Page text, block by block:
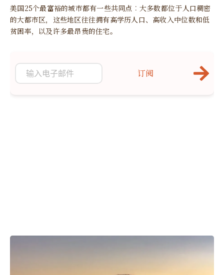
美国25个最富裕的城市都有一些共同点︰大多数都位于人口稠密
的大都市区，这些地区往往拥有高学历人口、高收入中位数和低
贫困率，以及许多最昂贵的住宅。
订阅